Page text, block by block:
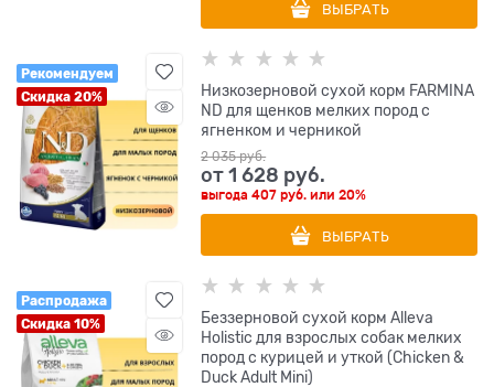
ВЫБРАТЬ
Рекомендуем
Скидка 20%
Низкозерновой cухой корм FARMINA
ND для щенков мелких пород с
ягненком и черникой
2 035 руб.
от1 628 руб.
выгода407 руб. или20%
ВЫБРАТЬ
Распродажа
Скидка 10%
Беззерновой сухой корм Alleva
Holistic для взрослых собак мелких
пород с курицей и уткой (Chicken &
Duck Adult Mini)